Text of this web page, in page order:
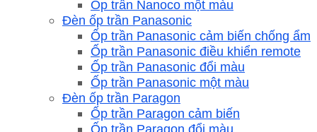
Ốp trần Nanoco một màu
Đèn ốp trần Panasonic
Ốp trần Panasonic cảm biến chống ẩm
Ốp trần Panasonic điều khiển remote
Ốp trần Panasonic đổi màu
Ốp trần Panasonic một màu
Đèn ốp trần Paragon
Ốp trần Paragon cảm biến
Ốp trần Paragon đổi màu